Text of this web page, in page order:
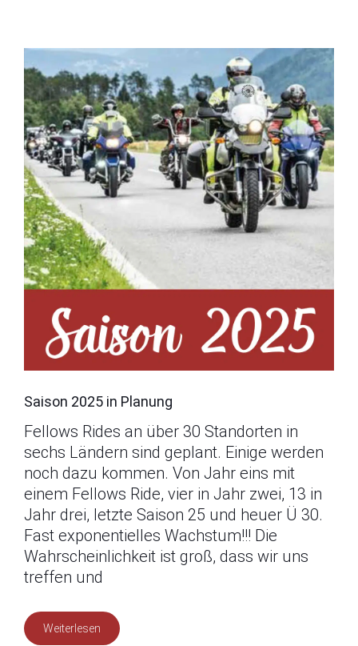
Saison 2025 in Planung
Fellows Rides an über 30 Standorten in
sechs Ländern sind geplant. Einige werden
noch dazu kommen. Von Jahr eins mit
einem Fellows Ride, vier in Jahr zwei, 13 in
Jahr drei, letzte Saison 25 und heuer Ü 30.
Fast exponentielles Wachstum!!! Die
Wahrscheinlichkeit ist groß, dass wir uns
treffen und
Weiterlesen